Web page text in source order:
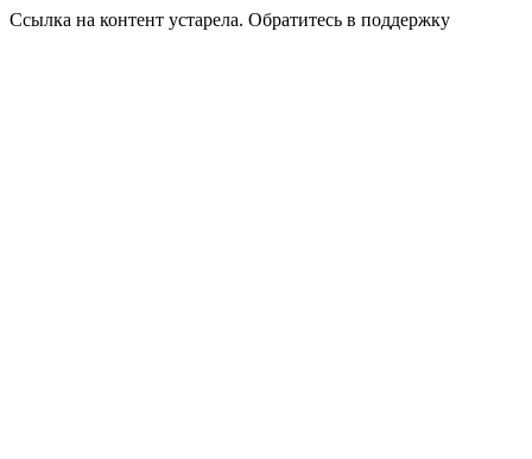
Ссылка на контент устарела. Обратитесь в поддержку